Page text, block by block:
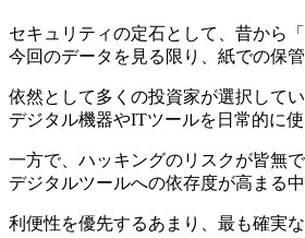
セキュリティの定石として、昔から
今回のデータを見る限り、紙での保
依然として多くの投資家が選択して
デジタル機器やITツールを日常的に
一方で、ハッキングのリスクが皆無
デジタルツールへの依存度が高まる
利便性を優先するあまり、最も確実